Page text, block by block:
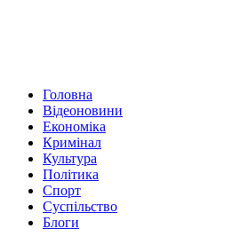
Головна
Відеоновини
Економіка
Кримінал
Культура
Політика
Спорт
Суспільство
Блоги